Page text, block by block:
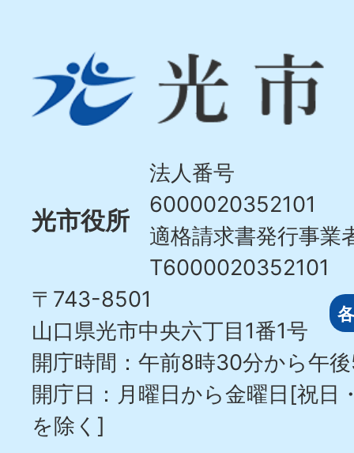
市
Hikari
光市役所
法人番号
6000020352101
適格請求書発行事業
T6000020352101
〒743-8501
山口県光市中央六丁目1番1号
開庁時間：午前8時30分から午
開庁日：月曜日から金曜日[祝日
を除く]